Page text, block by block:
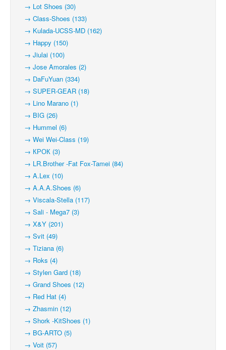
→ Lot Shoes (30)
→ Class-Shoes (133)
→ Kulada-UCSS-MD (162)
→ Happy (150)
→ Jiulai (100)
→ Jose Amorales (2)
→ DaFuYuan (334)
→ SUPER-GEAR (18)
→ Lino Marano (1)
→ BIG (26)
→ Hummel (6)
→ Wei Wei-Class (19)
→ КРОК (3)
→ LR.Brother -Fat Fox-Tamei (84)
→ A.Lex (10)
→ A.A.A.Shoes (6)
→ Viscala-Stella (117)
→ Sali - Mega7 (3)
→ X&Y (201)
→ Svit (49)
→ Tiziana (6)
→ Roks (4)
→ Stylen Gard (18)
→ Grand Shoes (12)
→ Red Hat (4)
→ Zhasmin (12)
→ Shork -KitShoes (1)
→ BG-ARTO (5)
→ Voit (57)